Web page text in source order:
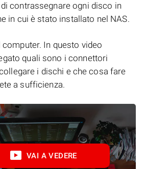
contrassegnare ogni disco in
in cui è stato installato nel NAS.
computer. In questo video
quali sono i connettori
i dischi e che cosa fare
a sufficienza.
VAI A VEDERE